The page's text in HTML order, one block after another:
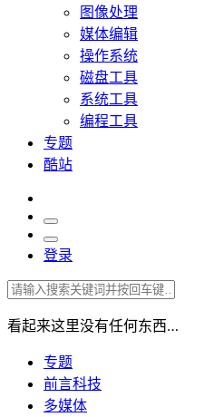
图像处理
媒体编辑
操作系统
磁盘工具
系统工具
编程工具
专题
酷站
登录
看起来这里没有任何东西…
专题
前言科技
多媒体